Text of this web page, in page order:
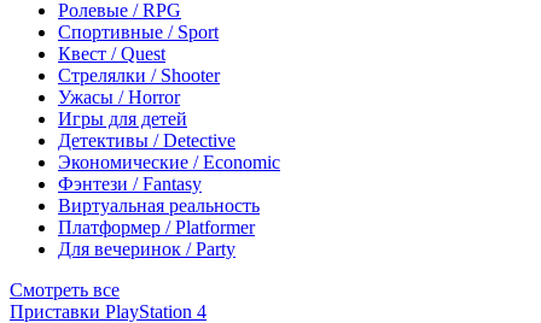
Ролевые / RPG
Спортивные / Sport
Квест / Quest
Стрелялки / Shooter
Ужасы / Horror
Игры для детей
Детективы / Detective
Экономические / Economic
Фэнтези / Fantasy
Виртуальная реальность
Платформер / Platformer
Для вечеринок / Party
Смотреть все
Приставки PlayStation 4